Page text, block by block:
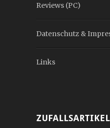
Reviews (PC)
Datenschutz &
Links
ZUFALLSARTIKEL